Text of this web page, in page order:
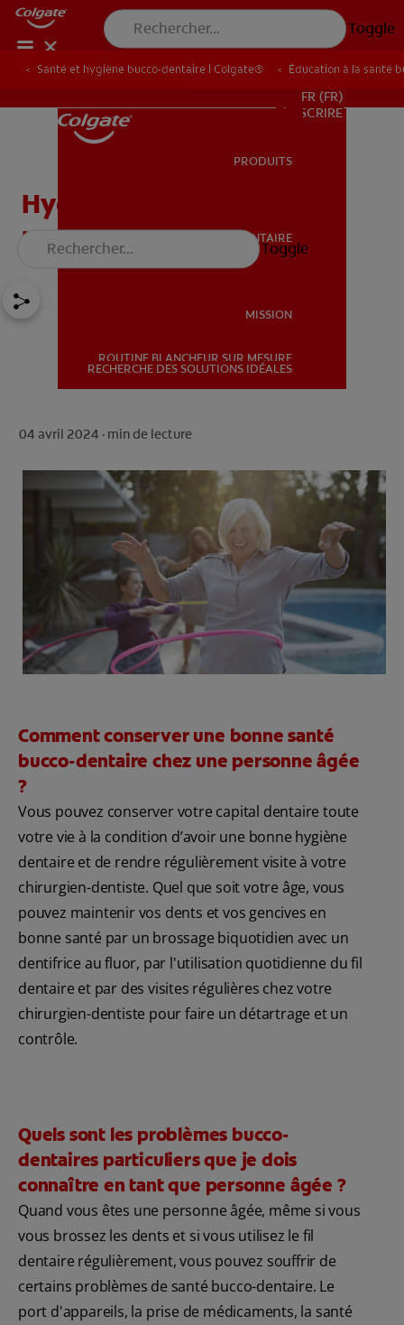
Toggle
SANTÉ BUCCO-DENTAIRE
ROUTINE BLANCHEUR SUR MESURE
POUR LES PROFESSIONNELS
FR (FR)
POUR LES PROFESSIONNELS
FR (FR)
S’INSCRIRE
PRODUITS
SANTÉ BUCCO-DENTAIRE
MISSION
ROUTINE BLANCHEUR SUR MESURE
RECHERCHE DES SOLUTIONS IDÉALES
Toggle
Santé et hygiène bucco-dentaire | Colgate® Éducation à la santé
Hygiène et soin chez les
personnes âgées
04 avril 2024 · min de lecture
Comment conserver une bonne santé
bucco-dentaire chez une personne âgée
?
Vous pouvez conserver votre capital dentaire toute
votre vie à la condition d’avoir une bonne hygiène
dentaire et de rendre régulièrement visite à votre
chirurgien-dentiste. Quel que soit votre âge, vous
pouvez maintenir vos dents et vos gencives en
bonne santé par un brossage biquotidien avec un
dentifrice au fluor, par l'utilisation quotidienne du fil
dentaire et par des visites régulières chez votre
chirurgien-dentiste pour faire un détartrage et un
contrôle.
Quels sont les problèmes bucco-
dentaires particuliers que je dois
connaître en tant que personne âgée ?
Quand vous êtes une personne âgée, même si vous
vous brossez les dents et si vous utilisez le fil
dentaire régulièrement, vous pouvez souffrir de
certains problèmes de santé bucco-dentaire. Le
port d'appareils, la prise de médicaments, la santé